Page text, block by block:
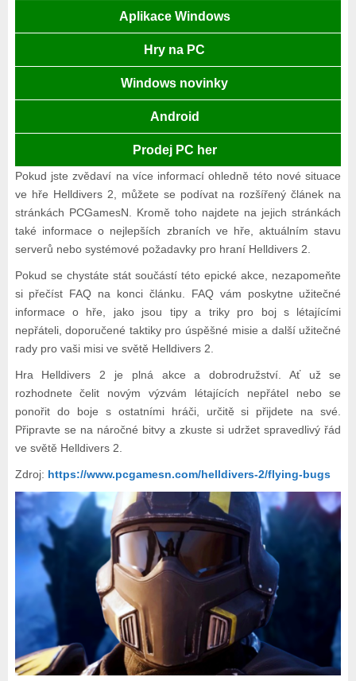
Aplikace Windows
Hry na PC
Windows novinky
Android
Prodej PC her
Pokud jste zvědaví na více informací ohledně této nové situace
ve hře Helldivers 2, můžete se podívat na rozšířený článek na
stránkách PCGamesN. Kromě toho najdete na jejich stránkách
také informace o nejlepších zbraních ve hře, aktuálním stavu
serverů nebo systémové požadavky pro hraní Helldivers 2.
Pokud se chystáte stát součástí této epické akce, nezapomeňte
si přečíst FAQ na konci článku. FAQ vám poskytne užitečné
informace o hře, jako jsou tipy a triky pro boj s létajícími
nepřáteli, doporučené taktiky pro úspěšné misie a další užitečné
rady pro vaši misi ve světě Helldivers 2.
Hra Helldivers 2 je plná akce a dobrodružství. Ať už se
rozhodnete čelit novým výzvám létajících nepřátel nebo se
ponořit do boje s ostatními hráči, určitě si přijdete na své.
Připravte se na náročné bitvy a zkuste si udržet spravedlivý řád
ve světě Helldivers 2.
Zdroj: https://www.pcgamesn.com/helldivers-2/flying-bugs